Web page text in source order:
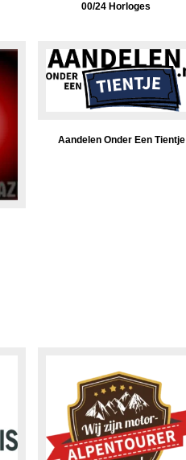
00/24 Horloges
Aandelen Onder Een Tientje